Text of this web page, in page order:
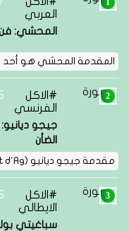
العربي
المحشي: فن
المقدمة المحشي هو أحد
الاكل
الفرنسي
05
جيجو
الضأن
مقدمة جيجو ديانيو (Gigot d'Ag…
الاكل
الايطالي
05
سباغيتي